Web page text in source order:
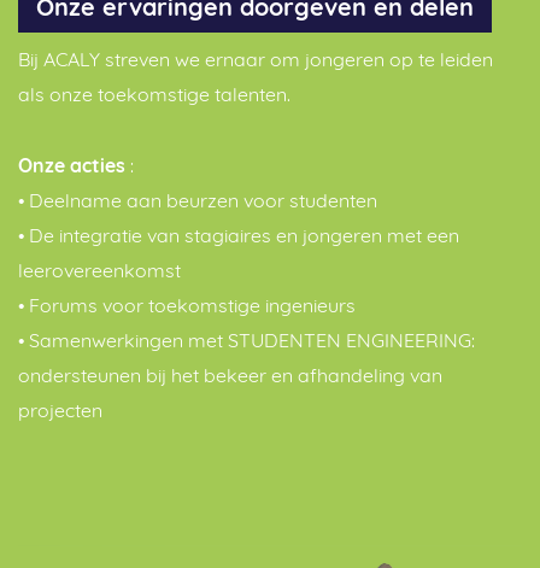
Onze ervaringen doorgeven en delen
Bij ACALY streven we ernaar om jongeren op te leiden
als onze toekomstige talenten.
Onze acties :
• Deelname aan beurzen voor studenten
• De integratie van stagiaires en jongeren met een
leerovereenkomst
• Forums voor toekomstige ingenieurs
• Samenwerkingen met STUDENTEN ENGINEERING:
ondersteunen bij het bekeer en afhandeling van
projecten